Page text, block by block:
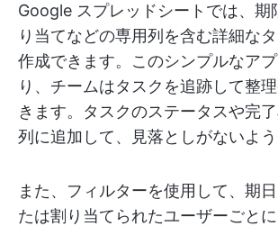
Google スプレッドシートでは、期
り当てなどの専用列を含む詳細な
作成できます。このシンプルなア
り、チームはタスクを追跡して整
きます。タスクのステータスや完
列に追加して、見落としがないよう
また、フィルターを使用して、期
たは割り当てられたユーザーごと